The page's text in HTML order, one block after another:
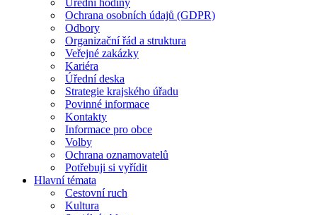
Úřední hodiny
Ochrana osobních údajů (GDPR)
Odbory
Organizační řád a struktura
Veřejné zakázky
Kariéra
Úřední deska
Strategie krajského úřadu
Povinné informace
Kontakty
Informace pro obce
Volby
Ochrana oznamovatelů
Potřebuji si vyřídit
Hlavní témata
Cestovní ruch
Kultura